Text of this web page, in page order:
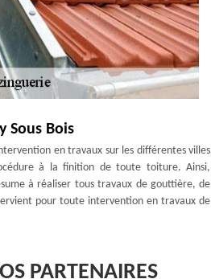
Sous Bois
en travaux sur les différentes villes
à la finition de toute toiture. Ainsi,
à réaliser tous travaux de gouttière, de
pour toute intervention en travaux de
PARTENAIRES